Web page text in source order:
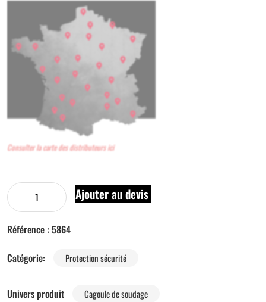
Consulter la carte des distributeurs ici
Ajouter au devis
Référence : 5864
Catégorie:
Protection sécurité
Univers produit Cagoule de soudage